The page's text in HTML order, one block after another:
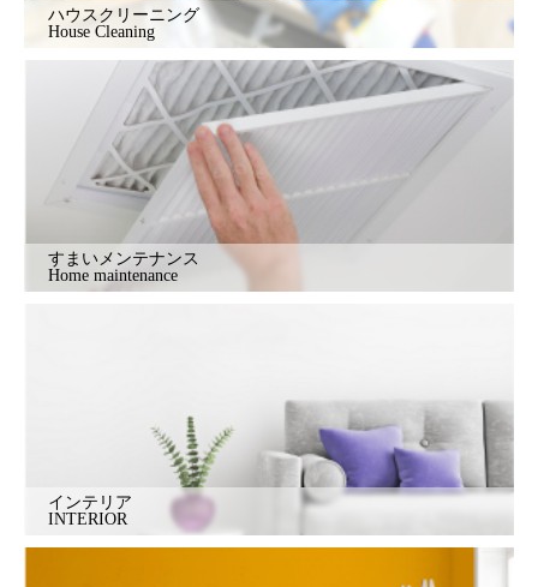
ハウスクリーニング
House Cleaning
すまいメンテナンス
Home maintenance
インテリア
INTERIOR